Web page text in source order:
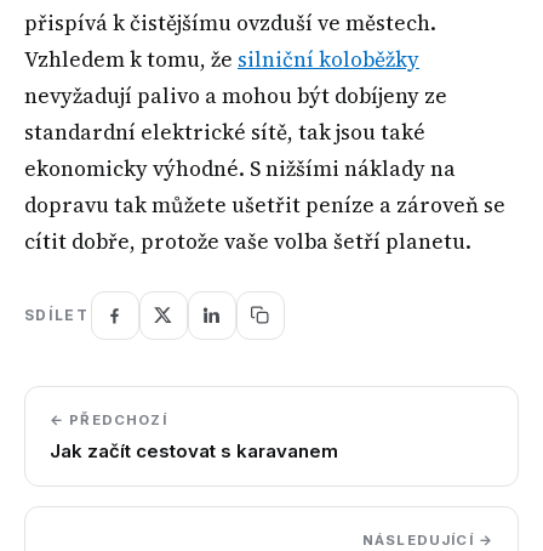
přispívá k čistějšímu ovzduší ve městech.
Vzhledem k tomu, že silniční koloběžky
nevyžadují palivo a mohou být dobíjeny ze
standardní elektrické sítě, tak jsou také
ekonomicky výhodné. S nižšími náklady na
dopravu tak můžete ušetřit peníze a zároveň se
cítit dobře, protože vaše volba šetří planetu.
SDÍLET
← PŘEDCHOZÍ
Jak začít cestovat s karavanem
NÁSLEDUJÍCÍ →